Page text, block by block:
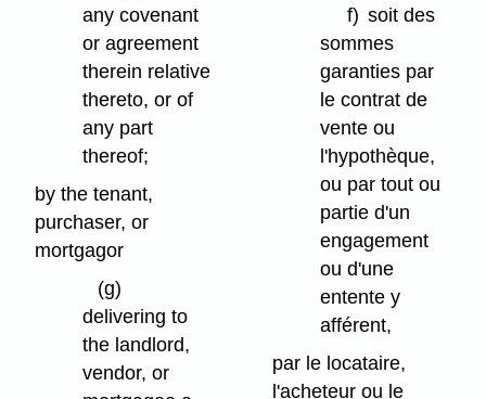
any covenant
or agreement
therein relative
thereto, or of
any part
thereof;
by the tenant,
purchaser, or
mortgagor
(g)
delivering to
the landlord,
vendor, or
f) soit des
sommes
garanties par
le contrat de
vente ou
l'hypothèque,
ou par tout ou
partie d'un
engagement
ou d'une
entente y
afférent,
par le locataire,
l'acheteur ou le